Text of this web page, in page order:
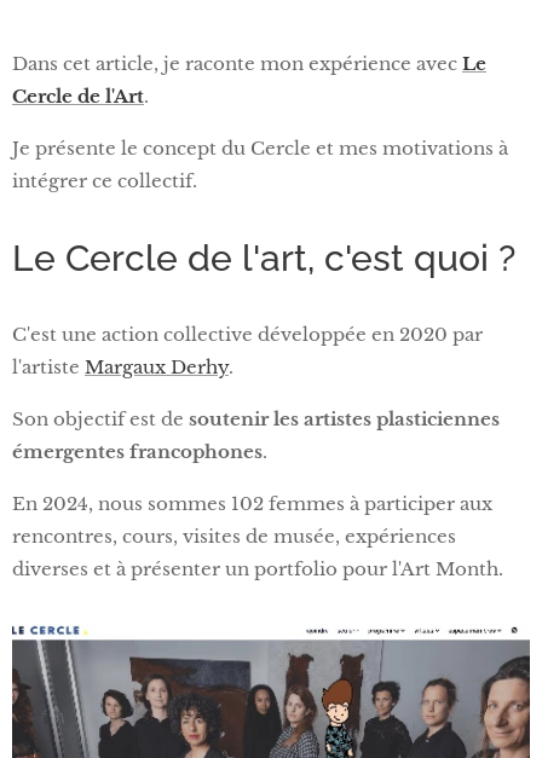
Dans cet article, je raconte mon expérience avec Le
Cercle de l'Art.
Je présente le concept du Cercle et mes motivations à
intégrer ce collectif.
Le Cercle de l'art, c'est quoi ?
C'est une action collective développée en 2020 par
l'artiste Margaux Derhy.
Son objectif est de soutenir les artistes plasticiennes
émergentes francophones.
En 2024, nous sommes 102 femmes à participer aux
rencontres, cours, visites de musée, expériences
diverses et à présenter un portfolio pour l'Art Month.